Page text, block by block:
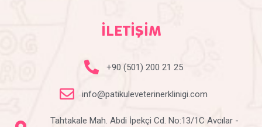
İLETİŞİM
+90 (501) 200 21 25
info@patikuleveterinerklinigi.com
Tahtakale Mah. Abdi İpekçi Cd. No:13/1C Avcılar -